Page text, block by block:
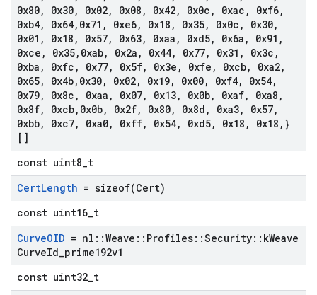
0x80, 0x30, 0x02, 0x08 , 0x42, 0x0c , 0xac , 0xf6,
0xb4, 0x64, 0x71 , 0xe6, 0x18 , 0x35, 0x0c , 0x30,
0x01 , 0x18 , 0x57, 0x63, 0xaa , 0xd5, 0x6a , 0x91 ,
0xce , 0x35, 0xab, 0x2a , 0x44, 0x77, 0x31 , 0x3c ,
0xba , 0xfc , 0x77, 0x5f, 0x3e , 0xfe , 0xcb, 0xa2,
0x65, 0x4b, 0x30, 0x02, 0x19, 0x00, 0xf4, 0x54,
0x79, 0x8c , 0xaa , 0x07, 0x13, 0x0b, 0xaf, 0xa8 ,
0x8f, 0xcb, 0x0b, 0x2f, 0x80, 0x8d , 0xa3, 0x57,
0xbb, 0xc7, 0xa0, 0xff, 0x54, 0xd5, 0x18 , 0x18 , }
[]
const uint8_t
CertLength = sizeof(Cert)
const uint16_t
CurveOID = nl ::Weave :: Profiles::Security:: kWeave
CurveId prime192v1
const uint32_t